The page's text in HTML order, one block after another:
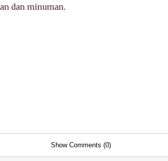
dan minuman.
Show Comments (0)